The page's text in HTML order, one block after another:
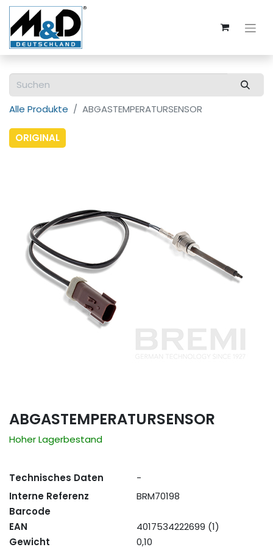
Alle Produkte ABGASTEMPERATURSENSOR
ORIGINAL
ABGASTEMPERATURSENSOR
Hoher Lagerbestand
Technisches Daten
-
Interne Referenz
BRM70198
Barcode
EAN
4017534222699 (1)
Gewicht
0,10